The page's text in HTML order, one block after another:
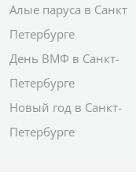
Алые паруса в Санкт
Петербурге
День ВМФ в Санкт-
Петербурге
Новый год в Санкт-
Петербурге